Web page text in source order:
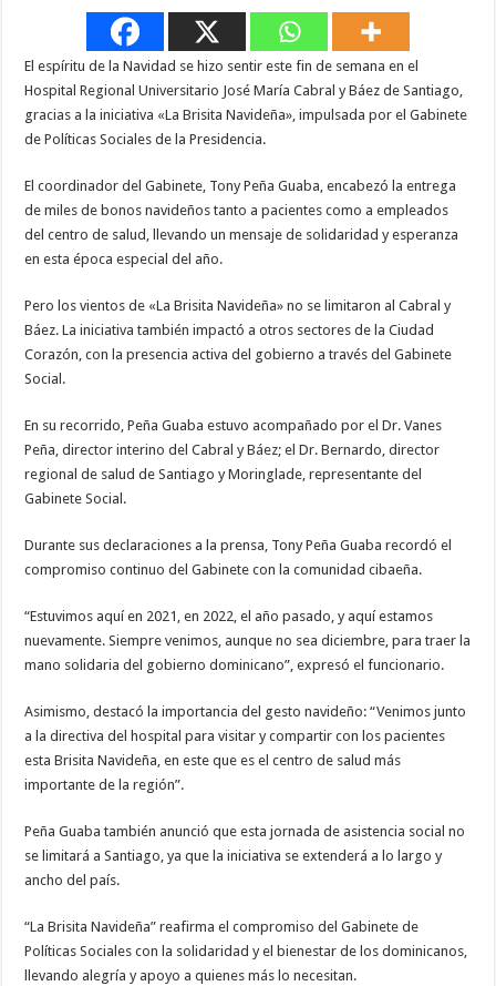
El espíritu de la Navidad se hizo sentir este fin de semana en el
Hospital Regional Universitario José María Cabral y Báez de Santiago,
gracias a la iniciativa «La Brisita Navideña», impulsada por el Gabinete
de Políticas Sociales de la Presidencia.
El coordinador del Gabinete, Tony Peña Guaba, encabezó la entrega
de miles de bonos navideños tanto a pacientes como a empleados
del centro de salud, llevando un mensaje de solidaridad y esperanza
en esta época especial del año.
Pero los vientos de «La Brisita Navideña» no se limitaron al Cabral y
Báez. La iniciativa también impactó a otros sectores de la Ciudad
Corazón, con la presencia activa del gobierno a través del Gabinete
Social.
En su recorrido, Peña Guaba estuvo acompañado por el Dr. Vanes
Peña, director interino del Cabral y Báez; el Dr. Bernardo, director
regional de salud de Santiago y Moringlade, representante del
Gabinete Social.
Durante sus declaraciones a la prensa, Tony Peña Guaba recordó el
compromiso continuo del Gabinete con la comunidad cibaeña.
“Estuvimos aquí en 2021, en 2022, el año pasado, y aquí estamos
nuevamente. Siempre venimos, aunque no sea diciembre, para traer la
mano solidaria del gobierno dominicano”, expresó el funcionario.
Asimismo, destacó la importancia del gesto navideño: “Venimos junto
a la directiva del hospital para visitar y compartir con los pacientes
esta Brisita Navideña, en este que es el centro de salud más
importante de la región”.
Peña Guaba también anunció que esta jornada de asistencia social no
se limitará a Santiago, ya que la iniciativa se extenderá a lo largo y
ancho del país.
“La Brisita Navideña” reafirma el compromiso del Gabinete de
Políticas Sociales con la solidaridad y el bienestar de los dominicanos,
llevando alegría y apoyo a quienes más lo necesitan.